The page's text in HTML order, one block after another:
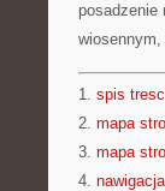
posadzenie
1. spis
2. mapa
3. mapa
4. nawigacja